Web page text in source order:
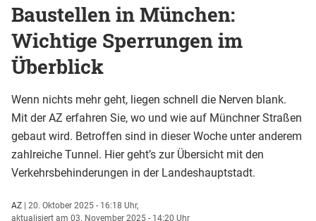
Baustellen in München:
Wichtige Sperrungen im
Überblick
Wenn nichts mehr geht, liegen schnell die Nerven blank.
Mit der AZ erfahren Sie, wo und wie auf Münchner Straßen
gebaut wird. Betroffen sind in dieser Woche unter anderem
zahlreiche Tunnel. Hier geht’s zur Übersicht mit den
Verkehrsbehinderungen in der Landeshauptstadt.
AZ | 20. Oktober 2025 - 16:18 Uhr,
aktualisiert am 03. November 2025 - 14:20 Uhr